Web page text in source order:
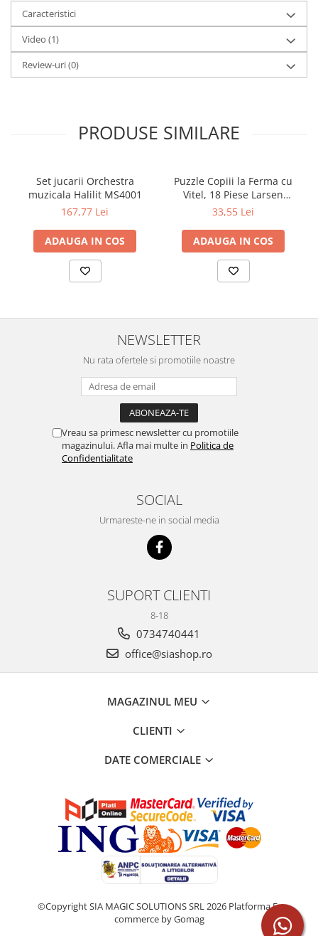
Caracteristici
Video (1)
Review-uri(0)
PRODUSE SIMILARE
Set jucarii Orchestra
muzicala Halilit MS4001
167,77 Lei
ADAUGA IN COS
Puzzle Copiii la Ferma cu
Vitel, 18 Piese Larsen
LRBM6
33,55 Lei
ADAUGA IN COS
NEWSLETTER
Nu rata ofertele si promotiile noastre
Vreau sa primesc newsletter cu promotiile
magazinului. Afla mai multe in Politica de
Confidentialitate
SOCIAL
Urmareste-ne in social media
SUPORT CLIENTI
8-18
0734740441
office@siashop.ro
MAGAZINUL MEU
CLIENTI
DATE COMERCIALE
©Copyright SIA MAGIC SOLUTIONS SRL 2026 Platforma E-
commerce by Gomag